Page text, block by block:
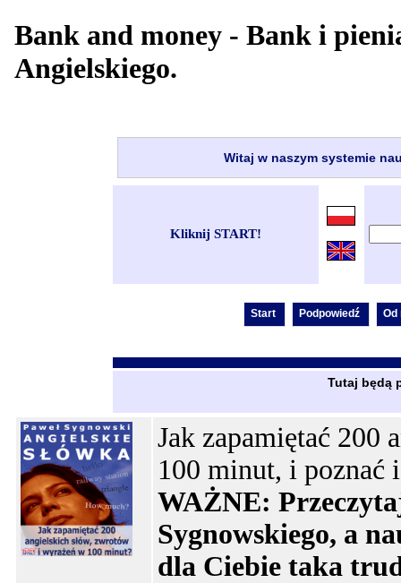
Bank and money - Bank i
Angielskiego.
Witaj w naszym systemie
Kliknij START!
Tutaj będą
Jak zapamiętać 200
100 minut, i poznać
WAŻNE:
Sygnowskiego, a
dla Ciebie taka